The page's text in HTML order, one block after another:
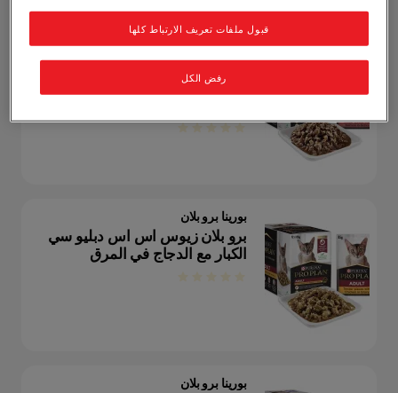
بورينا برو بلان
برو بلان زيوس أس أس دبليو سي
طعام القطط فوسي وبيوتي مع
بورينا برو بلان
برو بلان زيوس اس اس دبليو سي
الكبار مع الدجاج في المرق
بورينا برو بلان
رفض الكل
قبول ملفات تعريف الارتباط كلها